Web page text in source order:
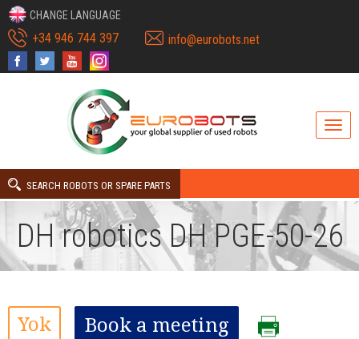
CHANGE LANGUAGE
+34 946 744 397 info@eurobots.net
SEARCH ROBOTS OR SPARE PARTS
DH robotics DH PGE-50-26
Yok Book a meeting